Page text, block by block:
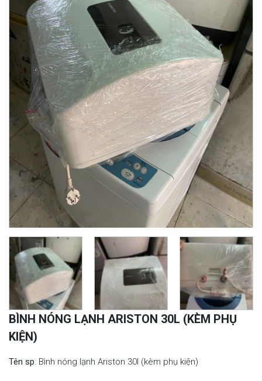
BÌNH NÓNG LẠNH ARISTON 30L (KÈM PHỤ
KIỆN)
Tên sp: Bình nóng lạnh Ariston 30l (kèm phụ kiện)